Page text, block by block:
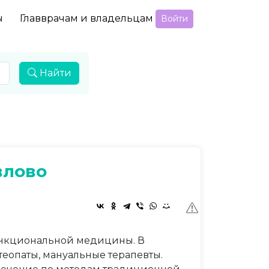
Главврачам и владельцам Войти
Найти
медицины. В
мануальные терапевты.